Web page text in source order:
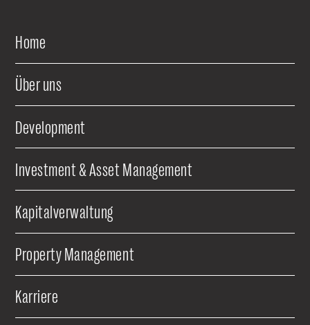
Home
Über uns
Development
Investment & Asset Management
Kapitalverwaltung
Property Management
Karriere